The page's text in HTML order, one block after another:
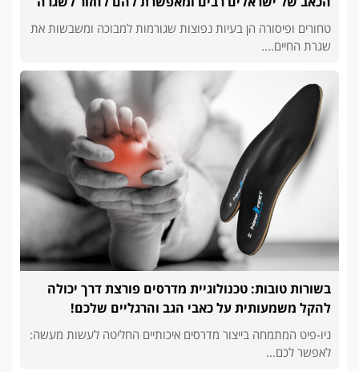
טחורים ופיסורה הן בעיות נפוצות שגורמות למבוכה ומשבשות את
שגרת החיים....
בשורות טובות: טכנולוגיית מדרסים פורצת דרך יכולה
להקל משמעותית על כאבי הגב והרגליים שלכם!
ניו-פיט המתמחה בייצור מדרסים איכותיים החליטה לעשות מעשה:
לאפשר לכם...